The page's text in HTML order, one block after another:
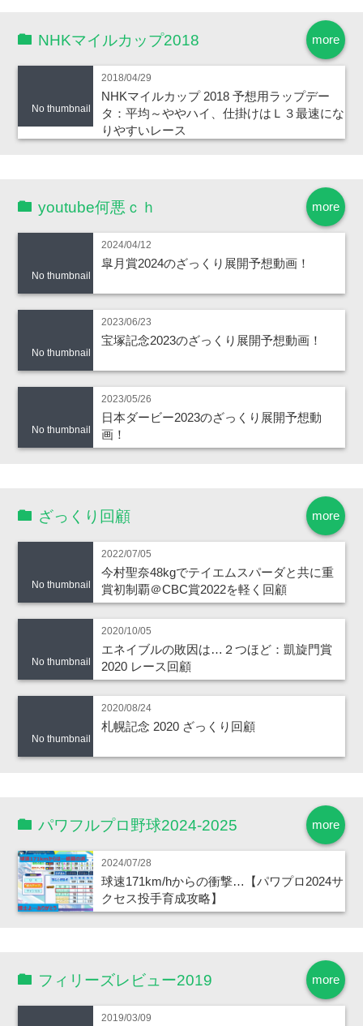
more
NHKマイルカップ2018
No thumbnail
2018/04/29
NHKマイルカップ 2018 予想用ラップデー
タ：平均～ややハイ、仕掛けはＬ３最速にな
りやすいレース
more
youtube何悪ｃｈ
No thumbnail
2024/04/12
皐月賞2024のざっくり展開予想動画！
No thumbnail
2023/06/23
宝塚記念2023のざっくり展開予想動画！
No thumbnail
2023/05/26
日本ダービー2023のざっくり展開予想動
画！
more
ざっくり回顧
No thumbnail
2022/07/05
今村聖奈48kgでテイエムスパーダと共に重
賞初制覇＠CBC賞2022を軽く回顧
No thumbnail
2020/10/05
エネイブルの敗因は…２つほど：凱旋門賞
2020 レース回顧
No thumbnail
2020/08/24
札幌記念 2020 ざっくり回顧
more
パワフルプロ野球2024-2025
2024/07/28
球速171km/hからの衝撃…【パワプロ2024サ
クセス投手育成攻略】
more
フィリーズレビュー2019
2019/03/09